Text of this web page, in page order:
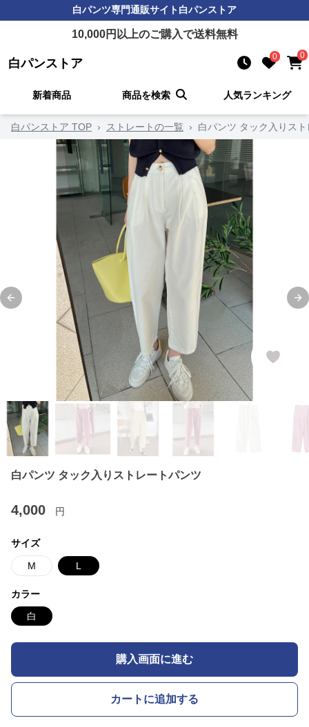
白パンツ専門通販サイト白パンストア
10,000円以上のご購入で送料無料
白パンストア 0 0
新着商品 商品を検索 人気ランキング
白パンストア TOP › ストレートの一覧 › 白パンツ タック入りス
Previous slide
白パンツ タック入りストレートパンツ
4,000 円
サイズ
M L
カラー
白
購入画面に進む
カートに追加する